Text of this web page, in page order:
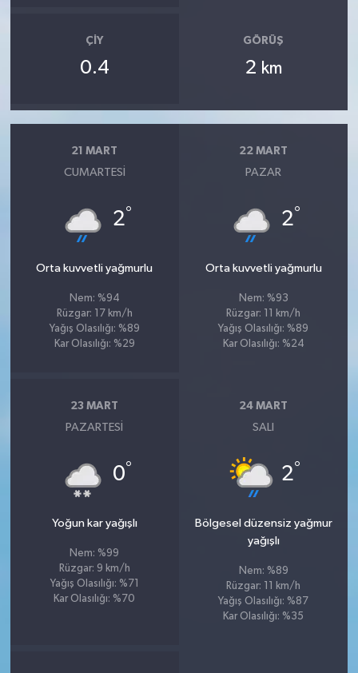
ÇIY
0.4
GÖRÜŞ
2 km
21 MART
CUMARTESI
2°
Orta kuvvetli yağmurlu
Nem: %94
Rüzgar: 17 km/h
Yağış Olasılığı: %89
Kar Olasılığı: %29
22 MART
PAZAR
2°
Orta kuvvetli yağmurlu
Nem: %93
Rüzgar: 11 km/h
Yağış Olasılığı: %89
Kar Olasılığı: %24
23 MART
PAZARTESI
0°
Yoğun kar yağışlı
Nem: %99
Rüzgar: 9 km/h
Yağış Olasılığı: %71
Kar Olasılığı: %70
24 MART
SALI
2°
Bölgesel düzensiz yağmur
yağışlı
Nem: %89
Rüzgar: 11 km/h
Yağış Olasılığı: %87
Kar Olasılığı: %35